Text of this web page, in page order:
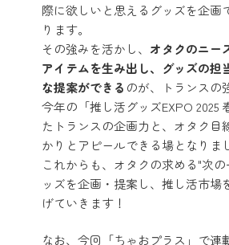
際に欲しいと思えるグッズを企画
ります。
その強みを活かし、 オタクのニー
アイテムを生み出し、グッズの担
な提案ができる のが、トランスの
今年の「推し活グッズEXPO 2025
たトランスの企画力と、オタク目
かりとアピールできる場となりま
これからも、オタクの求める"次
ッズを企画・提案し、推し活市場
げていきます！
なお、今回「ちゃおプラス」で連